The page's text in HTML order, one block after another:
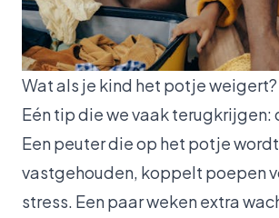
Wat als je kind het potje weigert?
Eén tip die we vaak terugkrijgen:
Een peuter die op het potje wordt
vastgehouden, koppelt poepen
stress. Een paar weken extra